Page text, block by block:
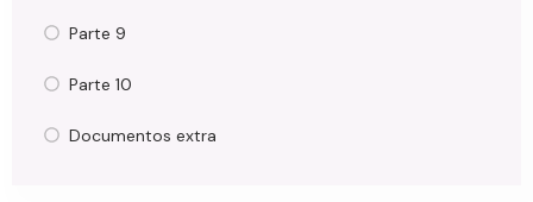
Parte 9
Parte 10
Documentos extra